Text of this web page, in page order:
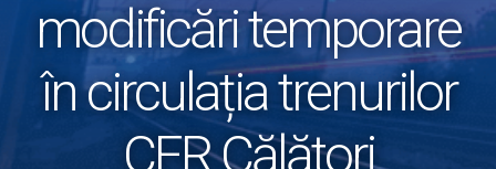
modificări temporare
în circulația trenurilor
CFR Călători